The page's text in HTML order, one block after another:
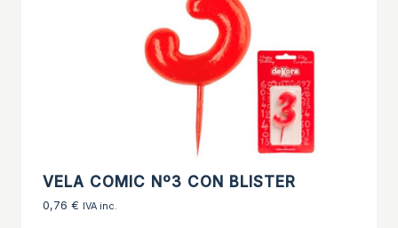
VELA COMIC Nº3 CON BLISTER
0,76 € IVA inc.